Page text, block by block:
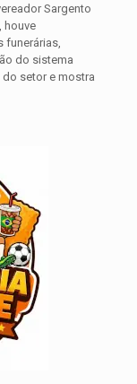
Sargento
houve
funerárias,
do sistema
setor e mostra